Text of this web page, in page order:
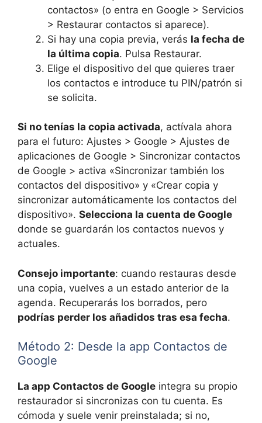
contactos» (o entra en Google > Servicios
> Restaurar contactos si aparece).
Si hay una copia previa, verás la fecha de
la última copia. Pulsa Restaurar.
Elige el dispositivo del que quieres traer
los contactos e introduce tu PIN/patrón si
se solicita.
Si no tenías la copia activada, actívala ahora
para el futuro: Ajustes > Google > Ajustes de
aplicaciones de Google > Sincronizar contactos
de Google > activa «Sincronizar también los
contactos del dispositivo» y «Crear copia y
sincronizar automáticamente los contactos del
dispositivo». Selecciona la cuenta de Google
donde se guardarán los contactos nuevos y
actuales.
Consejo importante: cuando restauras desde
una copia, vuelves a un estado anterior de la
agenda. Recuperarás los borrados, pero
podrías perder los añadidos tras esa fecha.
Método 2: Desde la app Contactos de
Google
La app Contactos de Google integra su propio
restaurador si sincronizas con tu cuenta. Es
cómoda y suele venir preinstalada; si no,